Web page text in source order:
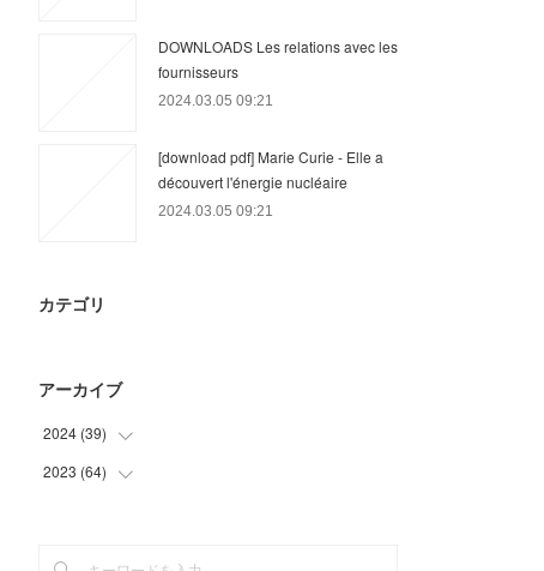
DOWNLOADS Les relations avec les
fournisseurs
2024.03.05 09:21
[download pdf] Marie Curie - Elle a
découvert l'énergie nucléaire
2024.03.05 09:21
カテゴリ
アーカイブ
2024 (39)
(18
)
2023 (64)